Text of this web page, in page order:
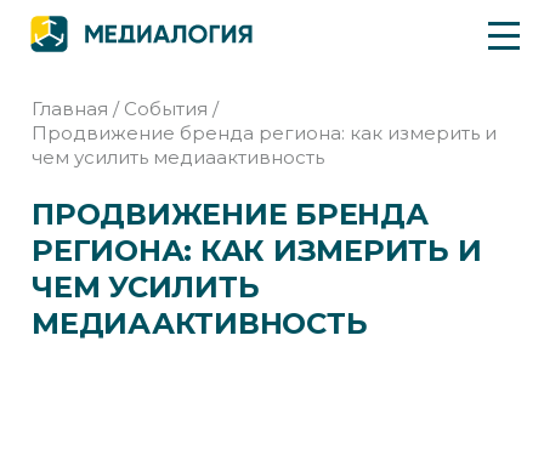
Главная / События /
Продвижение бренда региона: как измерить и
чем усилить медиаактивность
ПРОДВИЖЕНИЕ БРЕНДА
РЕГИОНА: КАК ИЗМЕРИТЬ И
ЧЕМ УСИЛИТЬ
МЕДИААКТИВНОСТЬ